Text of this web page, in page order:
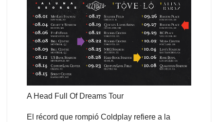
A Head Full Of Dreams Tour
El récord que rompió Coldplay refiere a la